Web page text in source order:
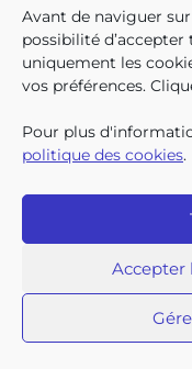
Avant de naviguer
possibilité
uniquement les
vos préférences.
Pour plus
politique des cookies.
Accepter
supplément social
montant de base de
QUI
PRESSE
PLAINTES
Déclaration
Protection des
Clause de